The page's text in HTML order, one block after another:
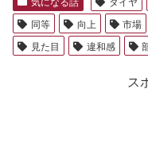
同等
向上 市場
見た目
違和感
ス